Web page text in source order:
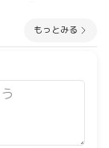
もっとみる